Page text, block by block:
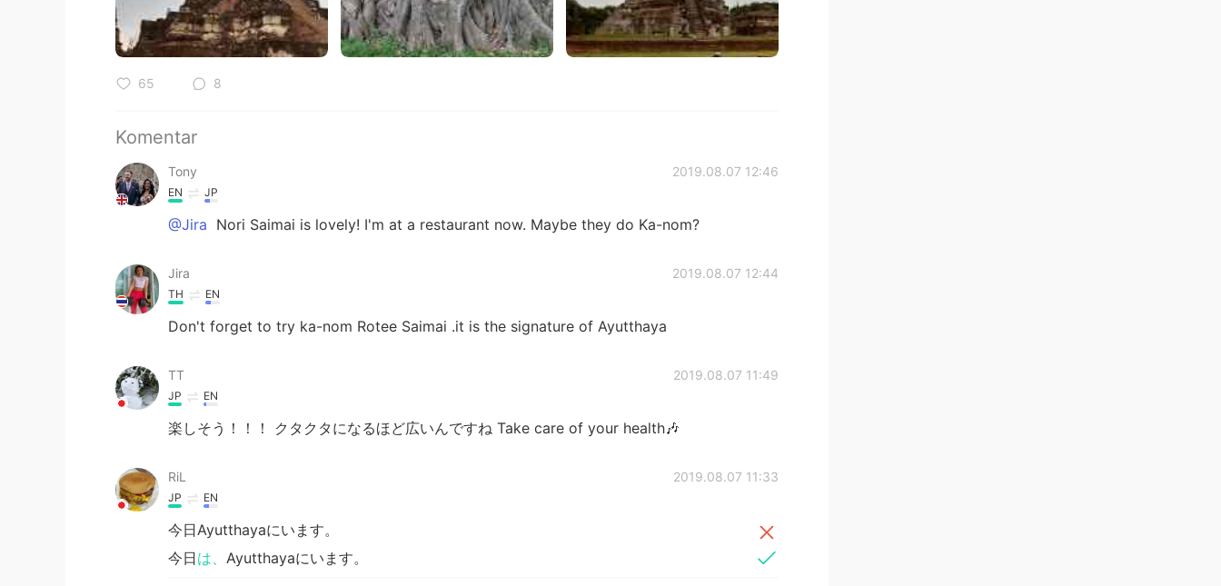
65 8
Komentar
Tony 2019.08.07 12:46
EN JP
@Jira Nori Saimai is lovely! I'm at a restaurant now. Maybe they do Ka-nom?
Jira 2019.08.07 12:44
TH EN
Don't forget to try ka-nom Rotee Saimai .it is the signature of Ayutthaya
TT 2019.08.07 11:49
JP EN
楽しそう！！！ クタクタになるほど広いんですね Take care of your health🎶
RiL 2019.08.07 11:33
JP EN
今日Ayutthayaにいます。
今日は、 Ayutthayaにいます。